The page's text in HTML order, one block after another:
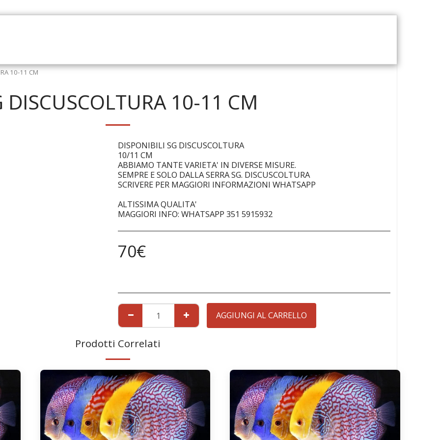
10-11 CM
DISCUSCOLTURA 10-11 CM
DISPONIBILI SG DISCUSCOLTURA
10/11 CM
ABBIAMO TANTE VARIETA' IN DIVERSE MISURE.
SEMPRE E SOLO DALLA SERRA SG. DISCUSCOLTURA
SCRIVERE PER MAGGIORI INFORMAZIONI WHATSAPP
ALTISSIMA QUALITA'
MAGGIORI INFO: WHATSAPP 351 5915932
70€
AGGIUNGI AL CARRELLO
Prodotti Correlati